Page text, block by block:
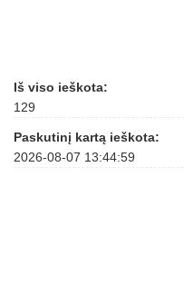
Iš viso ieškota:
129
Paskutinį kartą ieškota:
2026-08-07 13:44:59